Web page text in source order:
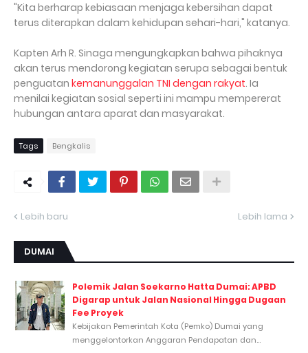
"Kita berharap kebiasaan menjaga kebersihan dapat
terus diterapkan dalam kehidupan sehari-hari," katanya.
Kapten Arh R. Sinaga mengungkapkan bahwa pihaknya
akan terus mendorong kegiatan serupa sebagai bentuk
penguatan kemanunggalan TNI dengan rakyat. Ia
menilai kegiatan sosial seperti ini mampu mempererat
hubungan antara aparat dan masyarakat.
Tags Bengkalis
Lebih baru Lebih lama
DUMAI
Polemik Jalan Soekarno Hatta Dumai: APBD
Digarap untuk Jalan Nasional Hingga Dugaan
Fee Proyek
Kebijakan Pemerintah Kota (Pemko) Dumai yang
menggelontorkan Anggaran Pendapatan dan...